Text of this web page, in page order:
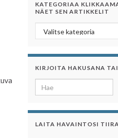
KATEGORIAA
NÄET SEN ARTIKKELIT
Kategoriaa
KIRJOITA HAKUSANA
Search for:
LAITA HAVAINTOSI